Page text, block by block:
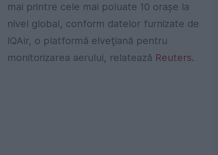
mai printre cele mai poluate 10 oraşe la
nivel global, conform datelor furnizate de
IQAir, o platformă elveţiană pentru
monitorizarea aerului, relatează Reuters.